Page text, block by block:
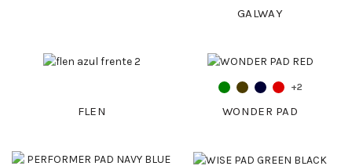
GALWAY
FLEN
+2
WONDER PAD